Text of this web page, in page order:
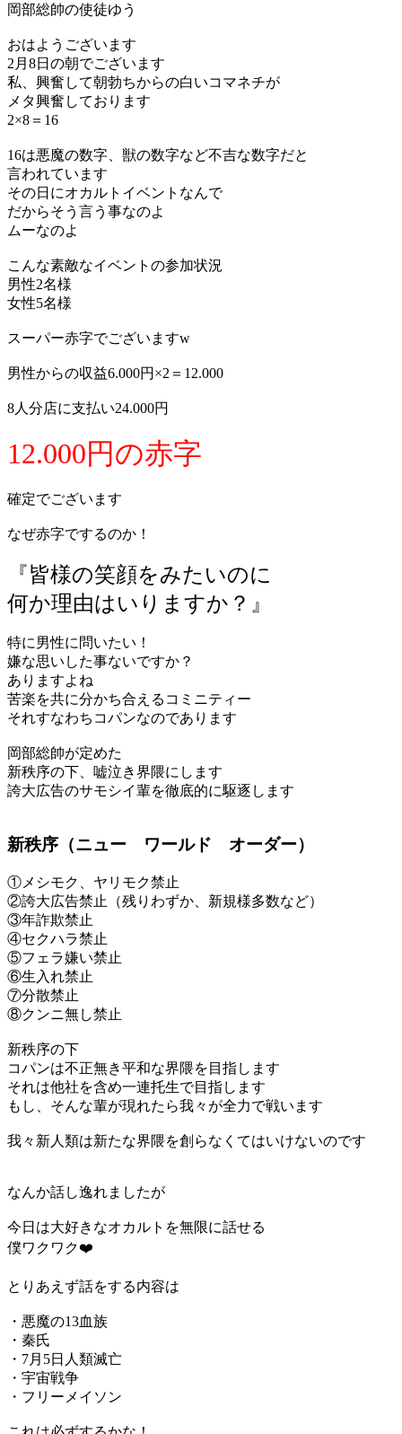
岡部総帥の使徒ゆう
おはようございます
2月8日の朝でございます
私、興奮して朝勃ちからの白いコマネチが
メタ興奮しております
2×8＝16
16は悪魔の数字、獣の数字など不吉な数字だと
言われています
その日にオカルトイベントなんで
だからそう言う事なのよ
ムーなのよ
こんな素敵なイベントの参加状況
男性2名様
女性5名様
スーパー赤字でございますw
男性からの収益6.000円×2＝12.000
8人分店に支払い24.000円
12.000円の赤字
確定でございます
なぜ赤字でするのか！
『皆様の笑顔をみたいのに
何か理由はいりますか？』
特に男性に問いたい！
嫌な思いした事ないですか？
ありますよね
苦楽を共に分かち合えるコミニティー
それすなわちコパンなのであります
岡部総帥が定めた
新秩序の下、嘘泣き界隈にします
誇大広告のサモシイ輩を徹底的に駆逐します
新秩序（ニュー ワールド オーダー）
①メシモク、ヤリモク禁止
②誇大広告禁止（残りわずか、新規様多数など）
③年詐欺禁止
④セクハラ禁止
⑤フェラ嫌い禁止
⑥生入れ禁止
⑦分散禁止
⑧クンニ無し禁止
新秩序の下
コパンは不正無き平和な界隈を目指します
それは他社を含め一連托生で目指します
もし、そんな輩が現れたら我々が全力で戦います
我々新人類は新たな界隈を創らなくてはいけないのです
なんか話し逸れましたが
今日は大好きなオカルトを無限に話せる
僕ワクワク❤️
とりあえず話をする内容は
・悪魔の13血族
・秦氏
・7月5日人類滅亡
・宇宙戦争
・フリーメイソン